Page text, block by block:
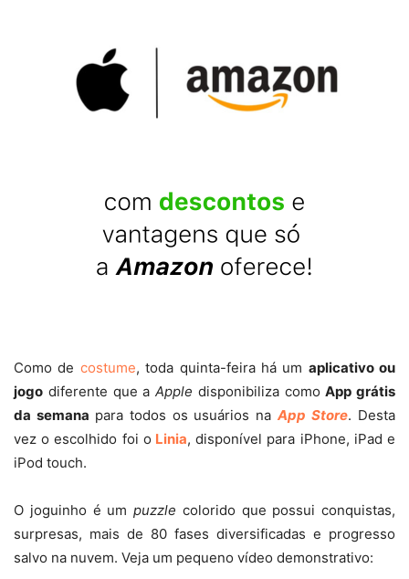
Como de costume, toda quinta-feira há um aplicativo ou
jogo diferente que a Apple disponibiliza comoApp grátis
da semana para todos os usuários naApp Store. Desta
vez o escolhido foi o Linia, disponível para iPhone, iPad e
iPod touch.
O joguinho é um puzzle colorido que possui conquistas,
surpresas, mais de 80 fases diversificadas e progresso
salvo na nuvem. Veja um pequeno vídeo demonstrativo: